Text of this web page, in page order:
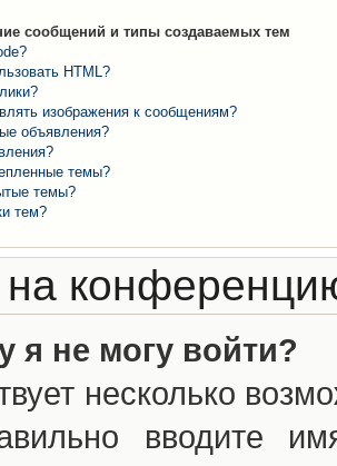
сообщений и типы создаваемых тем
HTML?
изображения к сообщениям?
объявления?
темы?
темы?
тем?
я не могу войти?
несколько
вводите